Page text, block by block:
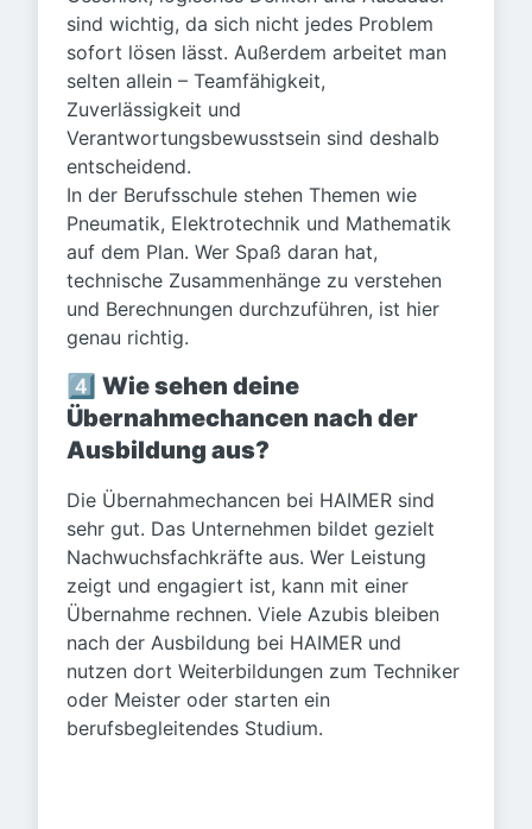
sind wichtig, da sich nicht jedes Problem
sofort lösen lässt. Außerdem arbeitet man
selten allein – Teamfähigkeit,
Zuverlässigkeit und
Verantwortungsbewusstsein sind deshalb
entscheidend.
In der Berufsschule stehen Themen wie
Pneumatik, Elektrotechnik und Mathematik
auf dem Plan. Wer Spaß daran hat,
technische Zusammenhänge zu verstehen
und Berechnungen durchzuführen, ist hier
genau richtig.
4️⃣ Wie sehen deine
Übernahmechancen nach der
Ausbildung aus?
Die Übernahmechancen bei HAIMER sind
sehr gut. Das Unternehmen bildet gezielt
Nachwuchsfachkräfte aus. Wer Leistung
zeigt und engagiert ist, kann mit einer
Übernahme rechnen. Viele Azubis bleiben
nach der Ausbildung bei HAIMER und
nutzen dort Weiterbildungen zum Techniker
oder Meister oder starten ein
berufsbegleitendes Studium.